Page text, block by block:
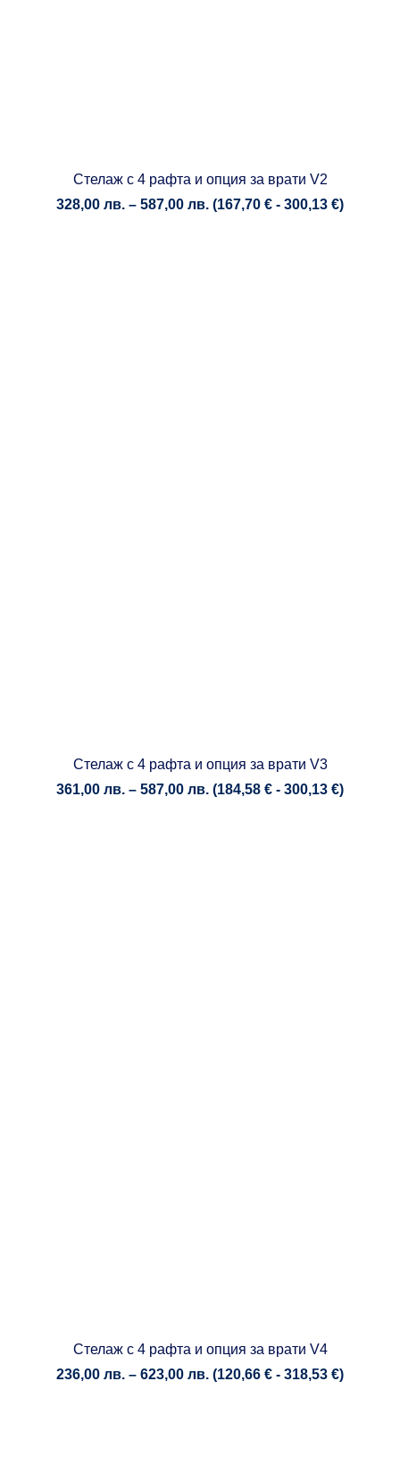
Стелаж с 4 рафта и опция за врати V2
328,00 лв. – 587,00 лв. Price
(167,70 € - 300,13 €)
Стелаж с 4 рафта и опция за врати V3
361,00 лв. – 587,00 лв. Price
(184,58 € - 300,13 €)
Стелаж с 4 рафта и опция за врати V4
236,00 лв. – 623,00 лв.Price
(120,66 € - 318,53 €)